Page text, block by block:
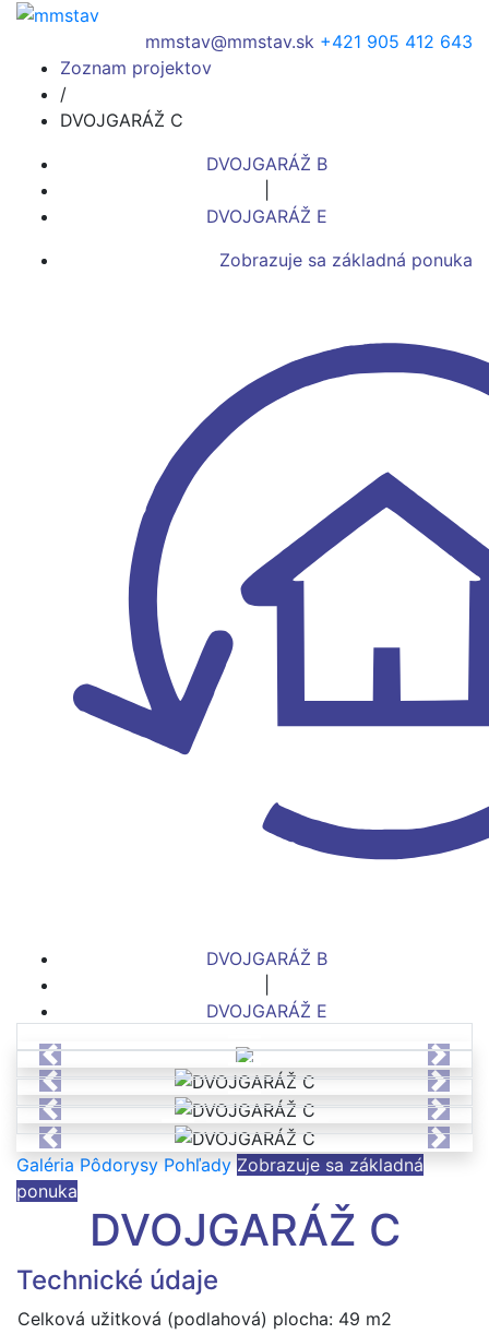
mmstav@mmstav.sk +421 905 412 643
Zoznam projektov
/
DVOJGARÁŽ C
DVOJGARÁŽ B
DVOJGARÁŽ E
Zobrazuje sa základná ponuka
DVOJGARÁŽ B
DVOJGARÁŽ E
Previous
Next
Previous
Next
Previous
Next
Previous
Next
Galéria Pôdorysy Pohľady Zobrazuje sa základná
ponuka
DVOJGARÁŽ C
Technické údaje
Celková užitková (podlahová) plocha: 49 m2